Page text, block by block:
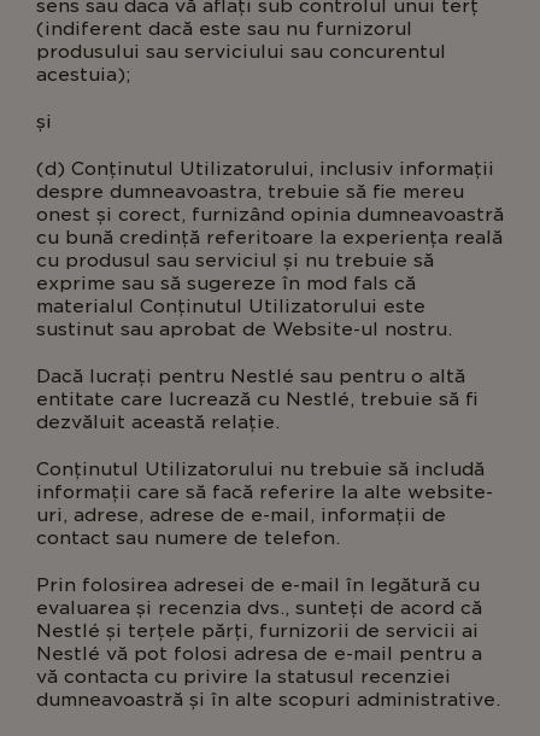
sens sau daca vă aflați sub controlul unui terț
(indiferent dacă este sau nu furnizorul
produsului sau serviciului sau concurentul
și
(d) Conținutul Utilizatorului, inclusiv informații
despre dumneavoastra, trebuie să fie mereu
onest și corect, furnizând opinia dumneavoastră
cu bună credință referitoare la experiența reală
cu produsul sau serviciul și nu trebuie să
exprime sau să sugereze în mod fals că
materialul Conținutul Utilizatorului este
sustinut sau aprobat de Website-ul nostru.
Dacă lucrați pentru Nestlé sau pentru o altă
entitate care lucrează cu Nestlé, trebuie să fi
dezvăluit această relație.
Conținutul Utilizatorului nu trebuie să includă
informații care să facă referire la alte website-
uri, adrese, adrese de e-mail, informații de
contact sau numere de telefon.
Prin folosirea adresei de e-mail în legătură cu
evaluarea și recenzia dvs., sunteți de acord că
Nestlé și terțele părți, furnizorii de servicii ai
Nestlé vă pot folosi adresa de e-mail pentru a
vă contacta cu privire la statusul recenziei
dumneavoastră și în alte scopuri administrative.